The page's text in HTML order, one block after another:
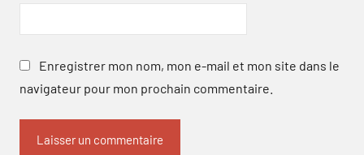
Enregistrer mon nom, mon e-mail et mon site dans le
navigateur pour mon prochain commentaire.